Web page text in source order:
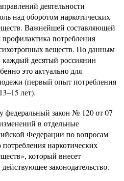
деятельности
над оборотом наркотических
Важнейшей составляющей
профилактика потребления
веществ. По данным
каждый десятый россиянин
это актуально для
(первый опыт потребления
лет).
федеральный закон № 120 от 07
в отдельные
Федерации по вопросам
наркотических
который внесет
законодательство.